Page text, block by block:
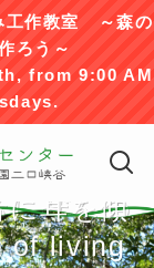
工作教室 ～森の
ろう～
from 9:00 AM
しぜんの
nature
に耳を傾
of living
わおう
in the
しぜんの
nature